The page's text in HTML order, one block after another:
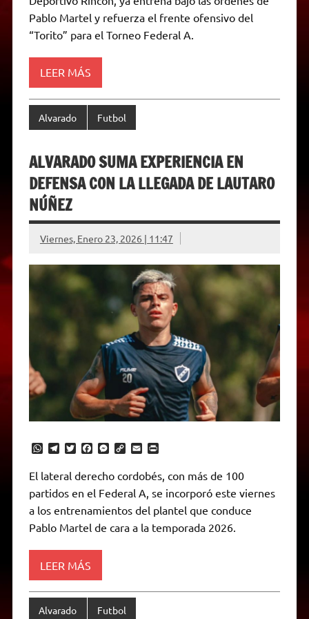
A
p
p
r
a
m
e
r
o
k
n
g
e
n
k
F
r
i
Pablo Martel y refuerza el frente ofensivo del
“Torito” para el Torneo Federal A.
LEER MÁS
Alvarado Futbol
ALVARADO SUMA EXPERIENCIA EN
DEFENSA CON LA LLEGADA DE LAUTARO
NÚÑEZ
Viernes, Enero 23, 2026 | 11:47
W
a
t
s
p
p
T
e
g
a
m
T
t
t
r
F
e
b
o
k
M
s
e
g
e
C
y
L
n
k
E
a
i
l
P
n
t
F
r
i
El lateral derecho cordobés, con más de 100
partidos en el Federal A, se incorporó este viernes
a los entrenamientos del plantel que conduce
Pablo Martel de cara a la temporada 2026.
LEER MÁS
Alvarado Futbol